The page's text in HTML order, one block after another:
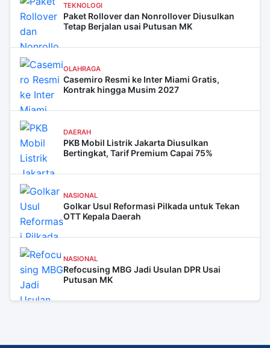
TEKNOLOGI
Paket Rollover dan Nonrollover Diusulkan
Tetap Berjalan usai Putusan MK
OLAHRAGA
Casemiro Resmi ke Inter Miami Gratis,
Kontrak hingga Musim 2027
DAERAH
PKB Mobil Listrik Jakarta Diusulkan
Bertingkat, Tarif Premium Capai 75%
NASIONAL
Golkar Usul Reformasi Pilkada untuk Tekan
OTT Kepala Daerah
NASIONAL
Refocusing MBG Jadi Usulan DPR Usai
Putusan MK